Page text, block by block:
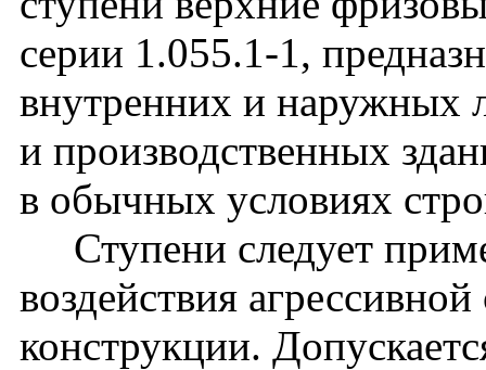
серии 1.055.1-1,
внутренних и наружных
и производственных
в обычных условиях
Ступени следует
воздействия
конструкции.